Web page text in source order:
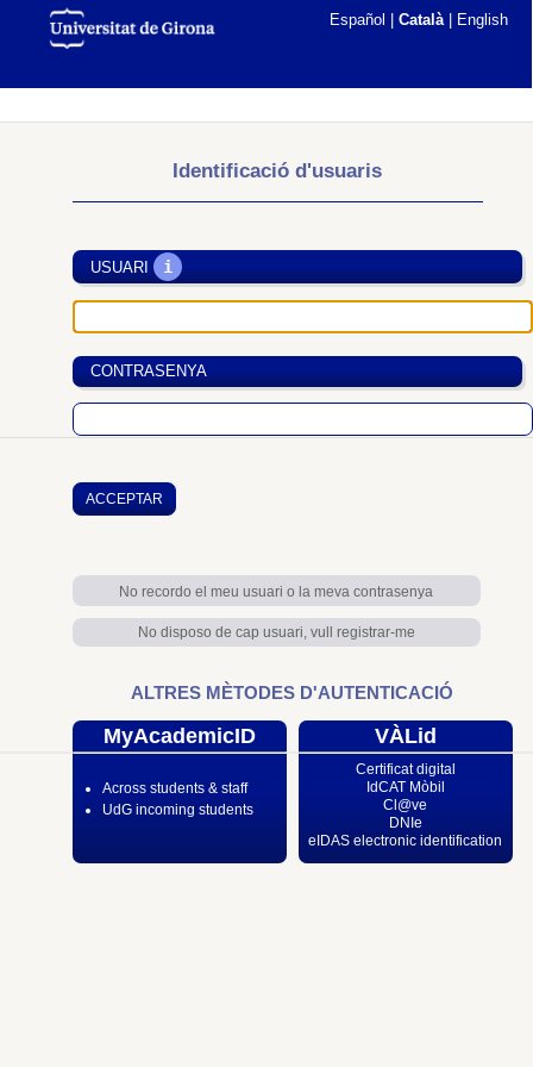
Español Català| English
Identificació d'usuaris
USUARI i
CONTRASENYA
No recordo el meu usuari o la meva contrasenya
No disposo de cap usuari, vull registrar-me
ALTRES MÈTODES D'AUTENTICACIÓ
MyAcademicID
Across students & staff
UdG incoming students
VÀLid
Certificat digital
IdCAT Mòbil
Cl@ve
DNIe
eIDAS electronic identification